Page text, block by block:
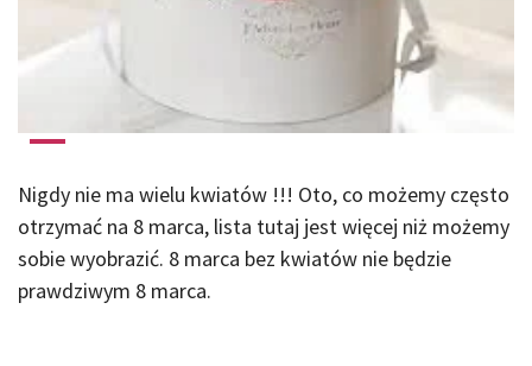
Nigdy nie ma wielu kwiatów !!! Oto, co możemy często
otrzymać na 8 marca, lista tutaj jest więcej niż możemy
sobie wyobrazić. 8 marca bez kwiatów nie będzie
prawdziwym 8 marca.